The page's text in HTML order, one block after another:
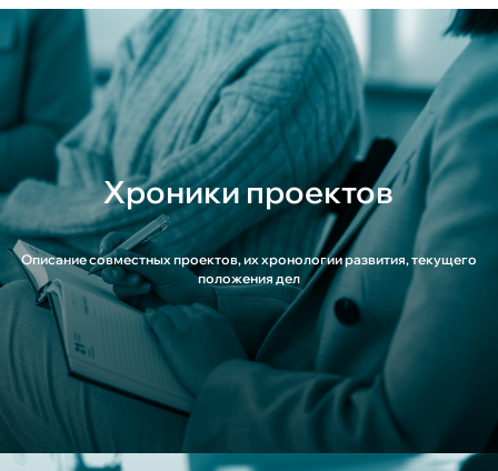
Хроники проектов
Описание совместных проектов, их хронологии развития, текущего
положения дел